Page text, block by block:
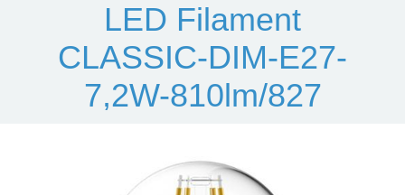
LED Filament
CLASSIC-DIM-E27-
7,2W-810lm/827